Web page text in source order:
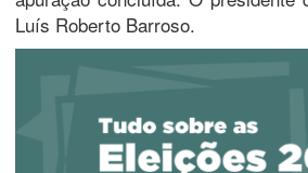
Luís Roberto Barroso.